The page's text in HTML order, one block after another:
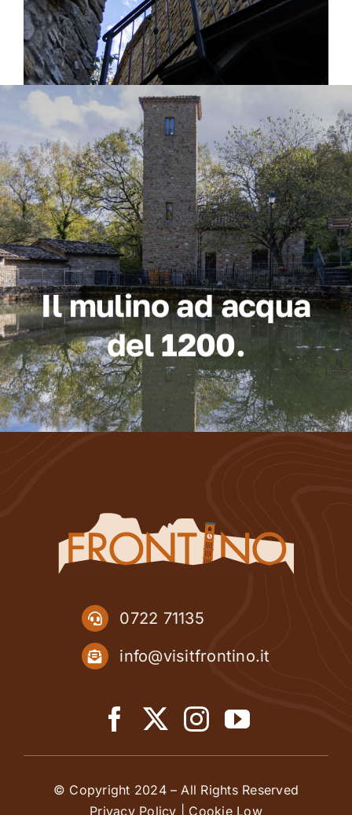
Il mulino ad acqua
del 1200.
0722 71135
info@visitfrontino.it
© Copyright 2024 – All Rights Reserved
Privacy Policy
Cookie Low